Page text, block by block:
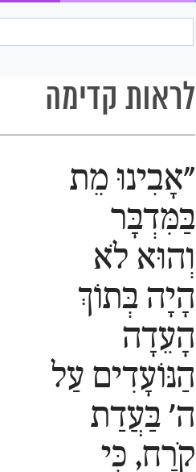
חיפוש:
כיתה יב
לראות קדימה
"אָבִינוּ מֵת
בַּמִּדְבָּר
וְהוּא לֹא
הָיָה בְּתוֹךְ
הָעֵדָה
הַנּוֹעָדִים עַל
ה' בַּעֲדַת
קֹרַח, כִּי